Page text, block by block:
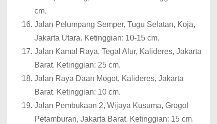
cm.
Jalan Pelumpang Semper, Tugu Selatan, Koja,
Jakarta Utara. Ketinggian: 10-15 cm.
Jalan Kamal Raya, Tegal Alur, Kalideres, Jakarta
Barat. Ketinggian: 25 cm.
Jalan Raya Daan Mogot, Kalideres, Jakarta
Barat. Ketinggian: 10 cm.
Jalan Pembukaan 2, Wijaya Kusuma, Grogol
Petamburan, Jakarta Barat. Ketinggian: 15 cm.